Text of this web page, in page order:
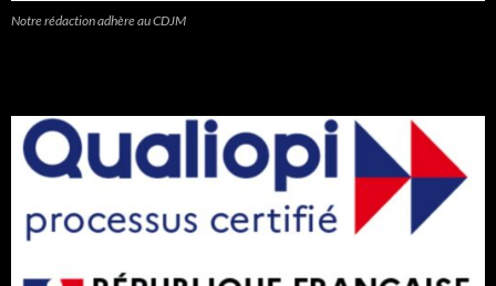
Notre rédaction adhère au CDJM